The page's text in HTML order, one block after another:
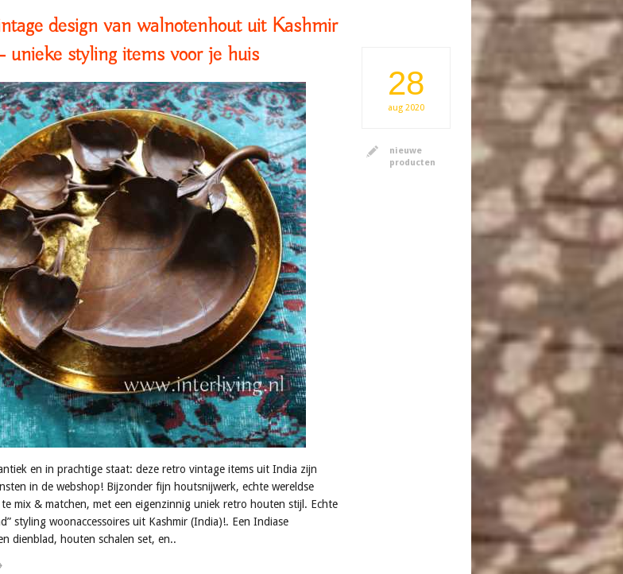
design van walnotenhout uit Kashmir
unieke styling items voor je huis
en in prachtige staat: deze retro vintage items uit India zijn
in de webshop! Bijzonder fijn houtsnijwerk, echte wereldse
mix & matchen, met een eigenzinnig uniek retro houten stijl. Echte
styling woonaccessoires uit Kashmir (India)!. Een Indiase
dienblad, houten schalen set, en..
28
aug 2020
nieuwe
producten